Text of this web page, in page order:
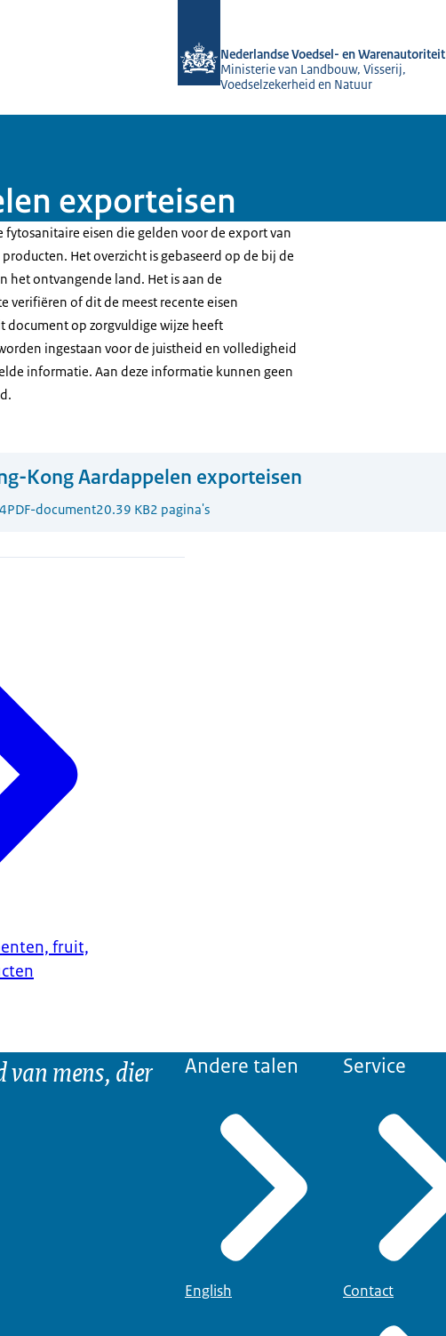
Nederlandse Voedsel- en Warenautoriteit
Ministerie van Landbouw, Visserij,
Voedselzekerheid en Natuur
exporteisen
fytosanitaire eisen die gelden voor de export van
Het overzicht is gebaseerd op de bij de
het ontvangende land. Het is aan de
verifiëren of dit de meest recente eisen
document op zorgvuldige wijze heeft
ingestaan voor de juistheid en volledigheid
informatie. Aan deze informatie kunnen geen
Kong Aardappelen exporteisen
PDF-document20.39 KB2 pagina's
fruit,
van mens, dier
Andere talen
English
Service
Contact